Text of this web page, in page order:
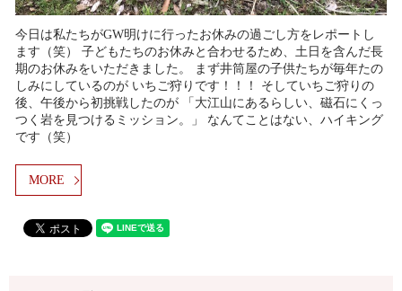
今日は私たちがGW明けに行ったお休みの過ごし方をレポートし
ます（笑） 子どもたちのお休みと合わせるため、土日を含んだ長
期のお休みをいただきました。 まず井筒屋の子供たちが毎年たの
しみにしているのが いちご狩りです！！！ そしていちご狩りの
後、午後から初挑戦したのが 「大江山にあるらしい、磁石にくっ
つく岩を見つけるミッション。」 なんてことはない、ハイキング
です（笑）
MORE